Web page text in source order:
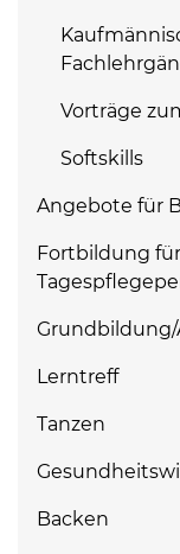
Vorträge
Softskills
Angebote für
Fortbildung
Lerntreff
Tanzen
Backen